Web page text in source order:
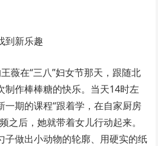
新乐趣
在“三八”妇女节那天，跟随北
制作棒棒糖的快乐。当天14时左
一期的课程“跟着学，在自家厨房
之后，她就带着女儿行动起来。
子做出小动物的轮廓、用硬实的纸